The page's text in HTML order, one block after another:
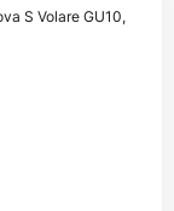
S Volare GU10,